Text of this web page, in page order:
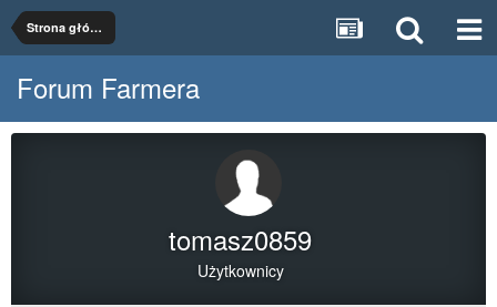
Strona główna
Forum Farmera
tomasz0859
Użytkownicy